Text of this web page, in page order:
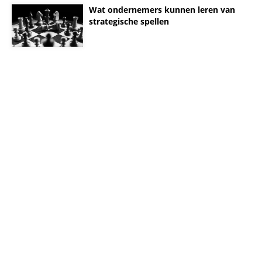
Wat ondernemers kunnen leren van
strategische spellen